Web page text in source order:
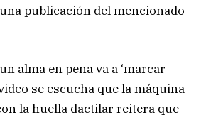
publicación del mencionado
alma en pena va a ‘marcar
se escucha que la máquina
la huella dactilar reitera que